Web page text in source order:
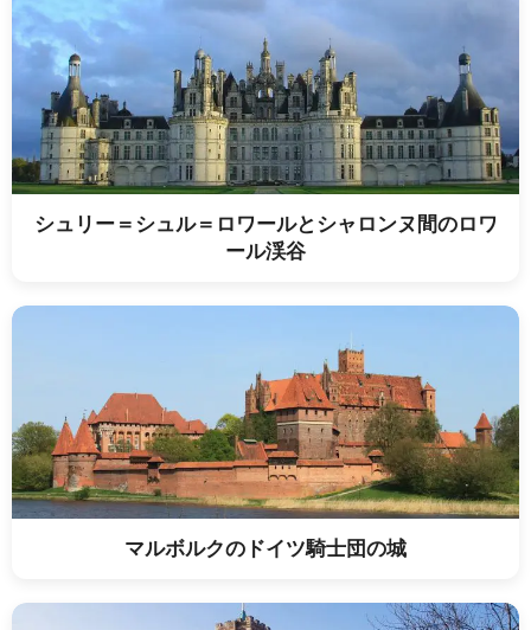
シュリー＝シュル＝ロワールとシャロンヌ間のロワ
ール渓谷
マルボルクのドイツ騎士団の城